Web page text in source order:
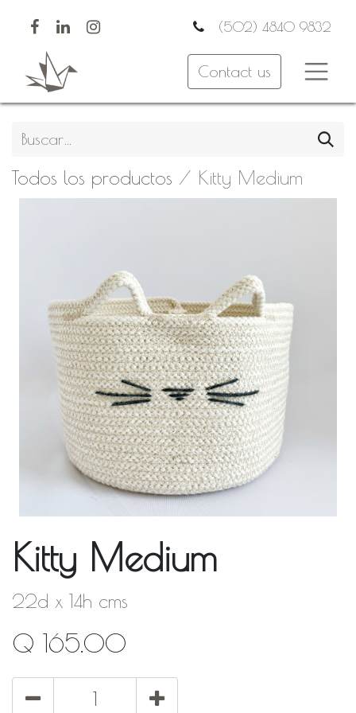
(502) 4840 9832
Contact us
Todos los productos Kitty Medium
Kitty Medium
22d x 14h cms
Q 165.00